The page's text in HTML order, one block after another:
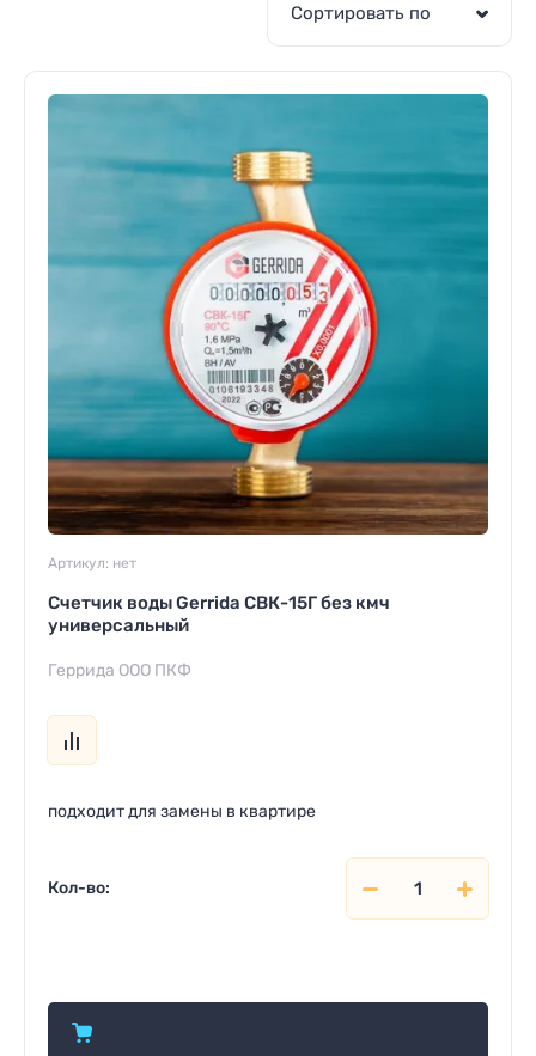
Сортировать по
Артикул: нет
Счетчик воды Gerrida СВК-15Г без кмч
универсальный
Геррида ООО ПКФ
подходит для замены в квартире
Кол-во: